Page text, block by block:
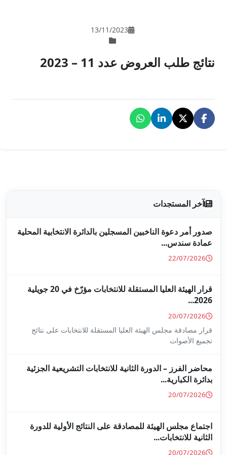
– 2023
بالدائرة الانتخابية المحلية
قرار الهيئة العليا المستقلة للانتخابات مؤرّخ في 20 جويلية
المستقلة للانتخابات على نتائج
للانتخابات التشريعية الجزئية
على النتائج الأولية للدورة